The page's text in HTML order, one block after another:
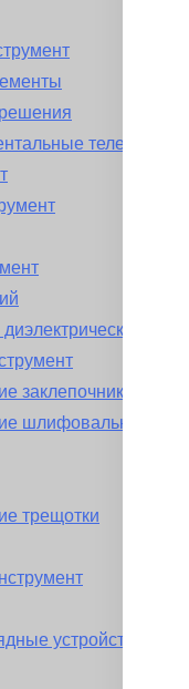
тележки
заклепочники
шлифовальные
трещотки
устройства